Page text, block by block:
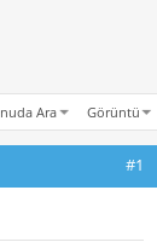
Ara Görüntü
#1